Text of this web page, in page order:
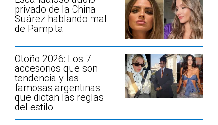
privado de la China
Suárez hablando mal
de Pampita
Otoño 2026: Los 7
accesorios que son
tendencia y las
famosas argentinas
que dictan las reglas
del estilo